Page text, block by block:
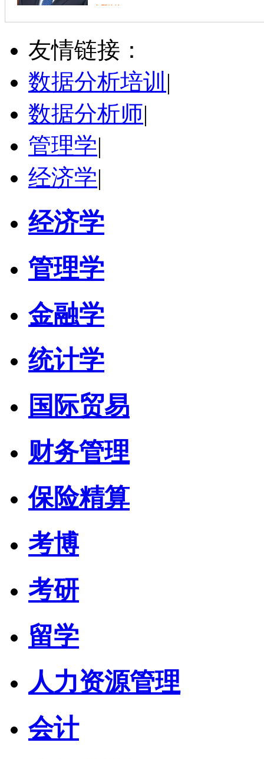
立即咨询
陈传红 武汉市
硕导
学校：中南民族大学
立即咨询
友情链接：
数据分析培训 |
数据分析师|
管理学|
经济学|
经济学
管理学
金融学
统计学
国际贸易
财务管理
保险精算
考博
考研
留学
人力资源管理
会计